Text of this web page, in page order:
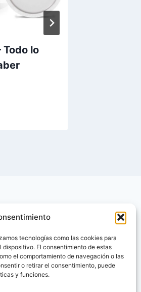
tecnologías como las cookies para
El consentimiento de estas
el comportamiento de navegación o las
o retirar el consentimiento, puede
y funciones.
Todo lo